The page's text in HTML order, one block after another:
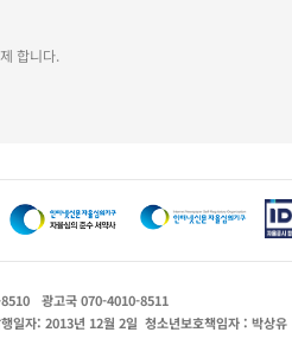
합니다.
광고국 070-4010-8511
일자: 2013년 12월 2일 청소년보호책임자 : 박상유